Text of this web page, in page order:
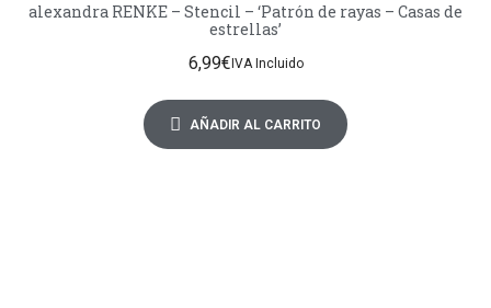
alexandra RENKE – Stencil – ‘Patrón de rayas – Casas de
estrellas’
6,99€ IVA Incluido
AÑADIR AL CARRITO